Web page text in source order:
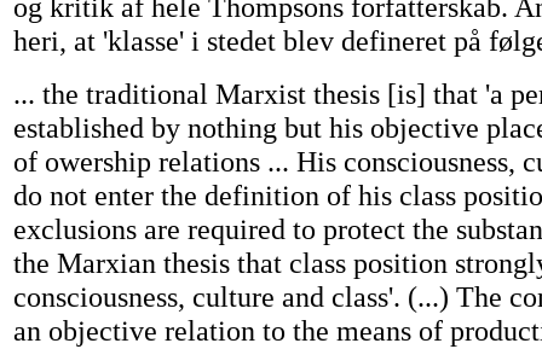
og kritik af hele Thompsons forfatterskab.
heri, at 'klasse' i stedet blev defineret på
... the traditional Marxist thesis [is] that 'a
established by nothing but his objective
of owership relations ... His consciousness,
do not enter the definition of his class
exclusions are required to protect the
the Marxian thesis that class position
consciousness, culture and class'. (...) The
an objective relation to the means of